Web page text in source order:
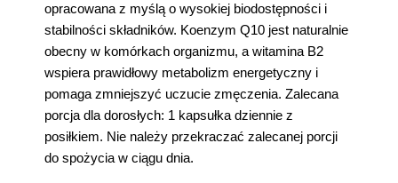
opracowana z myślą o wysokiej biodostępności i
stabilności składników. Koenzym Q10 jest naturalnie
obecny w komórkach organizmu, a witamina B2
wspiera prawidłowy metabolizm energetyczny i
pomaga zmniejszyć uczucie zmęczenia. Zalecana
porcja dla dorosłych: 1 kapsułka dziennie z
posiłkiem. Nie należy przekraczać zalecanej porcji
do spożycia w ciągu dnia.